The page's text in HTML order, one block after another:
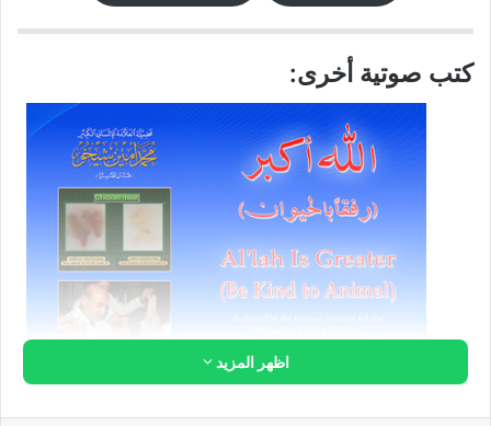
كتب صوتية أخرى:
اظهر المزيد